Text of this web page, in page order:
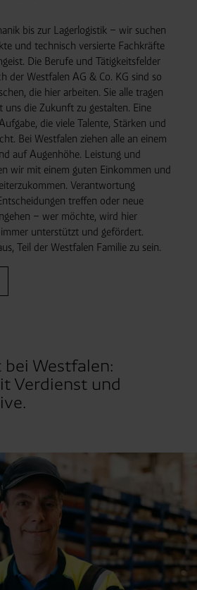
bis zur Lagerlogistik – wir suchen
und technisch versierte Fach­kräfte
Die Berufe und Tätigkeits­felder
der Westfalen AG & Co. KG sind so
die hier arbeiten. Sie alle tragen
uns die Zukunft zu gestalten. Eine
die viele Talente, Stärken und
Bei Westfalen ziehen alle an einem
auf Augen­höhe. Leistung und
wir mit einem guten Einkommen und
Verantwortung
treffen oder neue
– wer möchte, wird hier
unterstützt und gefördert.
Teil der Westfalen Familie zu sein.
Westfalen:
Verdienst und